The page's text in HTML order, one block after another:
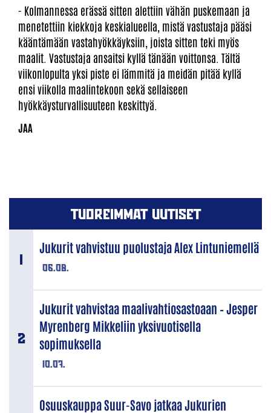
- Kolmannessa erässä sitten alettiin vähän puskemaan ja
menetettiin kiekkoja keskialueella, mistä vastustaja pääsi
kääntämään vastahyökkäyksiin, joista sitten teki myös
maalit. Vastustaja ansaitsi kyllä tänään voittonsa. Tältä
viikonlopulta yksi piste ei lämmitä ja meidän pitää kyllä
ensi viikolla maalintekoon sekä sellaiseen
hyökkäysturvallisuuteen keskittyä.
TUOREIMMAT UUTISET
06.08.
Jukurit vahvistuu puolustaja Alex Lintuniemellä
10.07.
Jukurit vahvistaa maalivahtiosastoaan – Jesper
Myrenberg Mikkeliin yksivuotisella
sopimuksella
Osuuskauppa Suur-Savo jatkaa Jukurien